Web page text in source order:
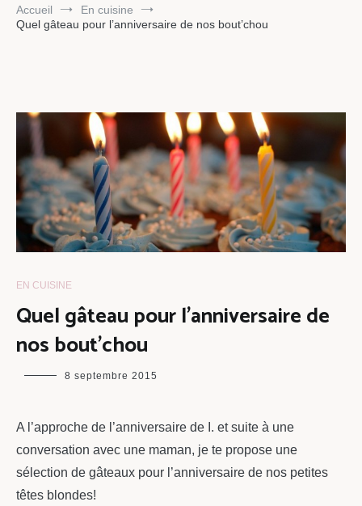
Accueil
En cuisine
Quel gâteau pour l’anniversaire de nos bout’chou
EN CUISINE
Quel gâteau pour l’anniversaire de
nos bout’chou
maman
8 septembre 2015
A l’approche de l’anniversaire de I. et suite à une
conversation avec une maman, je te propose une
sélection de gâteaux pour l’anniversaire de nos petites
têtes blondes!